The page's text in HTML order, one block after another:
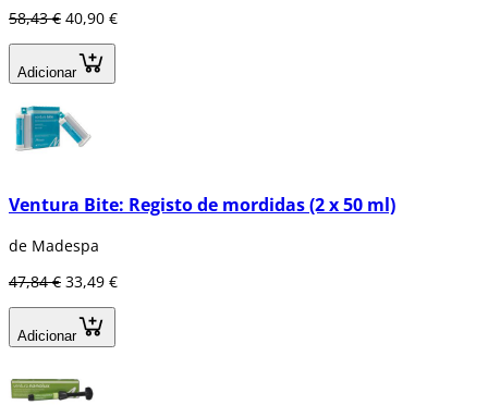
58,43 € 40,90 €
Adicionar
Ventura Bite: Registo de mordidas (2 x 50 ml)
de Madespa
47,84 € 33,49 €
Adicionar